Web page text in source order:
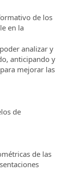
de los
en la
analizar y
anticipando y
mejorar las
de
de las